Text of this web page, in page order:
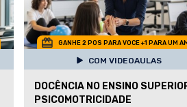
GANHE 2 POS PARA VOCE +1 PARA UM
COM VIDEOAULAS
DOCÊNCIA NO ENSINO
PSICOMOTRICIDADE